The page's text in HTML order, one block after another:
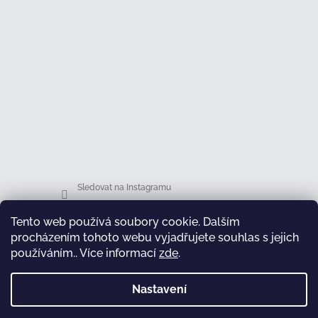
Tento web používá soubory cookie. Dalším
procházením tohoto webu vyjadřujete souhlas s jejich
používáním.. Více informací zde.
Nastavení
Sledovat na Instagramu
Facebook
test